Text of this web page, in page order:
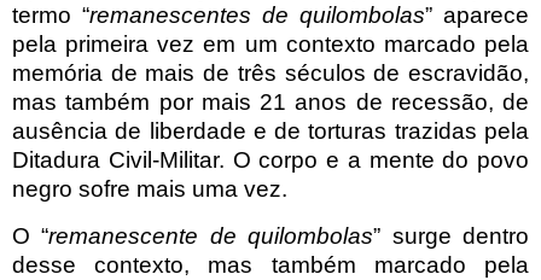
termo “remanescentes de quilombolas” aparece
pela primeira vez em um contexto marcado pela
memória de mais de três séculos de escravidão,
mas também por mais 21 anos de recessão, de
ausência de liberdade e de torturas trazidas pela
Ditadura Civil-Militar. O corpo e a mente do povo
negro sofre mais uma vez.
O “remanescente de quilombolas” surge dentro
desse contexto, mas também marcado pela